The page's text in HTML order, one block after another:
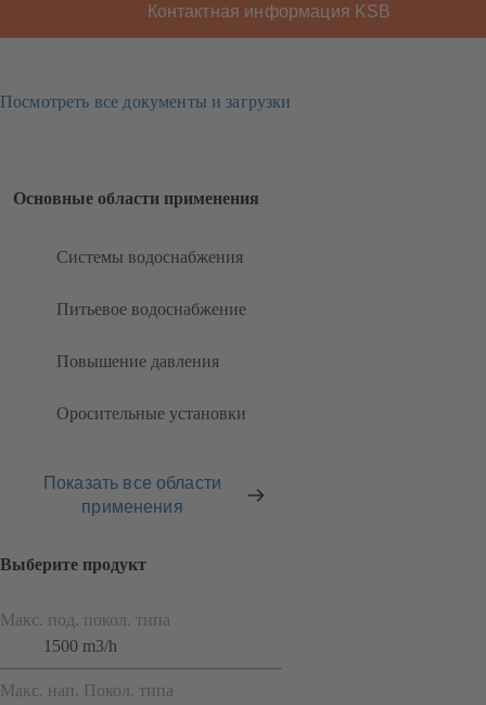
Контактная информация KSB
Посмотреть все документы и загрузки
Основные области применения
Системы водоснабжения
Питьевое водоснабжение
Повышение давления
Оросительные установки
Показать все области
применения
Выберите продукт
Макс. под. покол. типа
1500 m3/h
Макс. нап. Покол. типа